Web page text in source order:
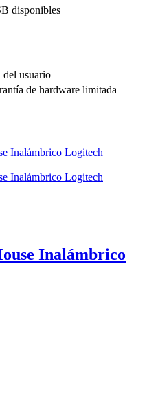
disponibles
usuario
de hardware limitada
Inalámbrico